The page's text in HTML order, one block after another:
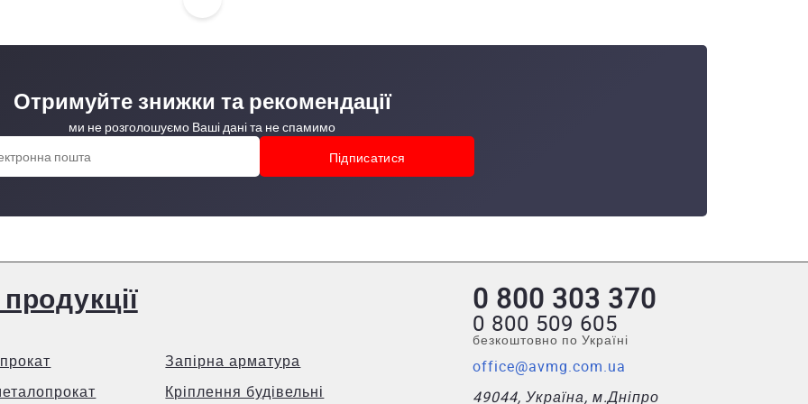
Отримуйте знижки та рекомендації
ми не розголошуємо Ваші дані та не спамимо
Запірна арматура
Кріплення будівельні
0 800 303 370
0 800 509 605
безкоштовно по Україні
office@avmg.com.ua
49044, Україна, м.Дніпро